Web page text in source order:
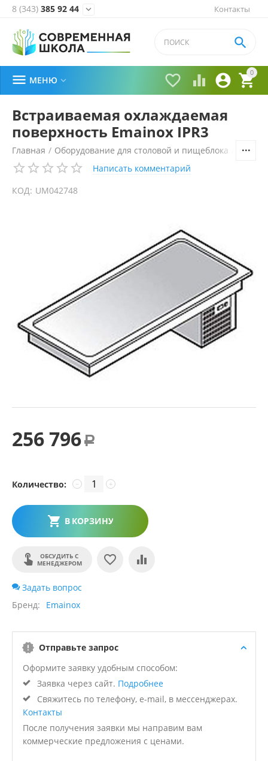
Контакты
8 (343) 385 92 44 
0


 

 МЕНЮ 
Встраиваемая охлаждаемая
поверхность Emainox IPR3
Главная / Оборудование для столовой и пищеблока
Написать комментарий
КОД: UM042748
256 796 Р
Количество: +
−
В КОРЗИНУ
ОБСУДИТЬ С
МЕНЕДЖЕРОМ
Задать вопрос
Бренд
Emainox
Отправьте запрос
Оформите заявку удобным способом:
Заявка через сайт. Подробнее
Свяжитесь по телефону, e-mail, в мессенджерах.
Контакты
После получения заявки мы направим вам
коммерческие предложения с ценами.